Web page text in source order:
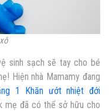
sinh sạch sẽ tay cho bé
Hiện nhà Mamamy đang
1 Khăn ướt nhiệt đới
mẹ đã có thể sở hữu cho